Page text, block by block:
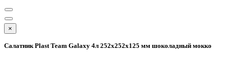
×
Салатник Plast Team Galaxy 4л 252х252х125 мм шоколадный мокко